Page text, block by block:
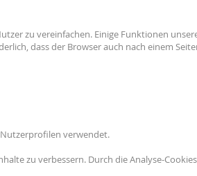
zu vereinfachen. Einige Funktionen
dass der Browser auch nach einem
verwendet.
zu verbessern. Durch die Analyse-